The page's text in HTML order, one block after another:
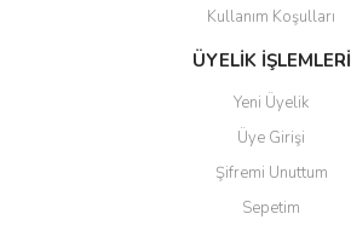
Kullanım Koşulları
ÜYELİK İŞLEMLERİ
Yeni Üyelik
Üye Girişi
Şifremi Unuttum
Sepetim